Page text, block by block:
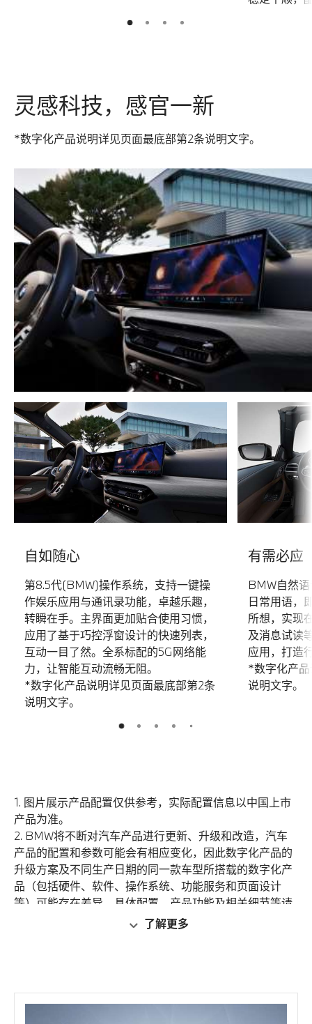
1
灵感科技，感官一新
*数字化产品说明详见页面最底部第2条说明文字。
自如随心
第8.5代(BMW)操作系统，支持一键操
作娱乐应用与通讯录功能，卓越乐趣，
转瞬在手。主界面更加贴合使用习惯，
应用了基于巧控浮窗设计的快速列表，
互动一目了然。全系标配的5G网络能
力，让智能互动流畅无阻。
*数字化产品说明详见页面最底部第2条
说明文字。
有需必应
BMW自然
日常用语，
所想，实现
及消息试读
应用，打造
*数字化产
说明文字。
1 2 3 4 5
1. 图片展示产品配置仅供参考，实际配置信息以中国上市
产品为准。
2. BMW将不断对汽车产品进行更新、升级和改造，汽车
产品的配置和参数可能会有相应变化，因此数字化产品的
升级方案及不同生产日期的同一款车型所搭载的数字化产
品（包括硬件、软件、操作系统、功能服务和页面设计
等）可能存在差异。具体配置、产品功能及相关细节等请
以BMW授权经销商展示、销售的适用于中国大陆的具体
况可能出现的所有情形。驾驶员对开启该功能的路况判断
了解更多